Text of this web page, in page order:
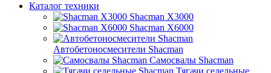
Каталог техники
Shacman X3000
Shacman X6000
Автобетоносмесители Shacman
Самосвалы Shacman
Тягачи седельные